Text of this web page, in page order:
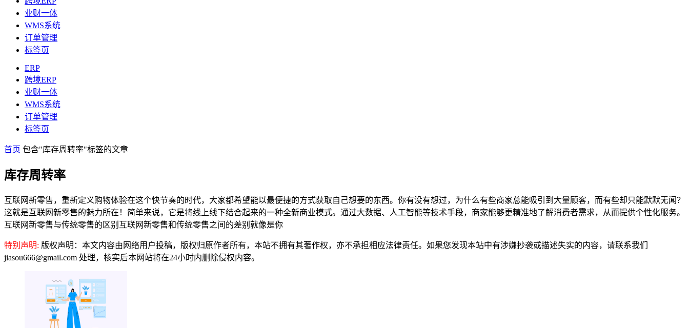
业财一体
WMS系统
订单管理
标签页
ERP
跨境ERP
业财一体
WMS系统
订单管理
标签页
首页 包含"库存周转率"标签的文章
库存周转率
互联网新零售，重新定义购物体验在这个快节奏的时代，大家都希望能以最便捷的方式获取自己想要的东西。你有没有想过，为什么有些商家总能吸引到大量顾客，而有些却只能默默无闻？
这就是互联网新零售的魅力所在！简单来说，它是将线上线下结合起来的一种全新商业模式。通过大数据、人工智能等技术手段，商家能够更精准地了解消费者需求，从而提供个性化服务。
互联网新零售与传统零售的区别互联网新零售和传统零售之间的差别就像是你
特别声明: 版权声明：本文内容由网络用户投稿，版权归原作者所有，本站不拥有其著作权，亦不承担相应法律责任。如果您发现本站中有涉嫌抄袭或描述失实的内容，请联系我们
jiasou666@gmail.com 处理，核实后本网站将在24小时内删除侵权内容。